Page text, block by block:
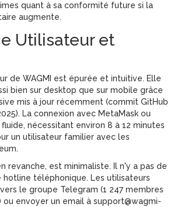
quant à sa conformité future si la
augmente.
Utilisateur et
de WAGMI est épurée et intuitive. Elle
bien sur desktop que sur mobile grâce
mis à jour récemment (commit GitHub
La connexion avec MetaMask ou
nécessitant environ 8 à 12 minutes
un utilisateur familier avec les
revanche, est minimaliste. Il n'y a pas de
téléphonique. Les utilisateurs
le groupe Telegram (1 247 membres
ou envoyer un email à support@wagmi-